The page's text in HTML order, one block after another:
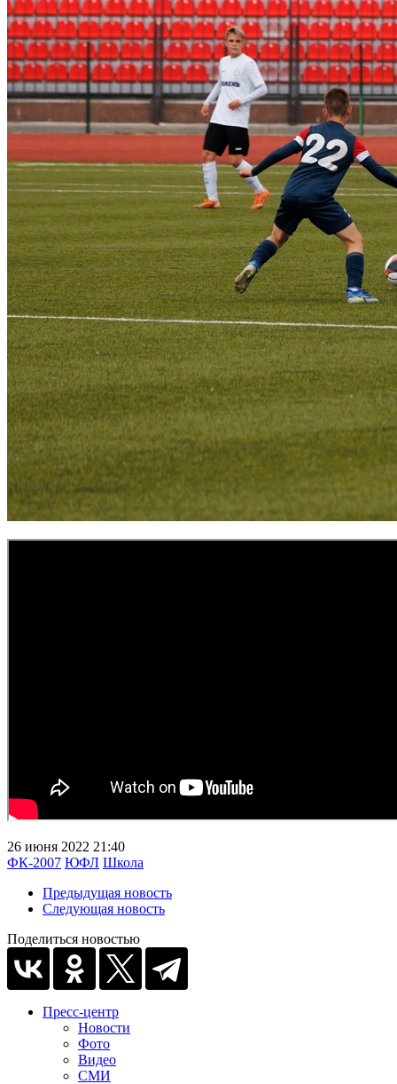
26 июня 2022 21:40
ФК-2007 ЮФЛ Школа
Предыдущая новость
Следующая новость
Поделиться новостью
Пресс-центр
Новости
Фото
Видео
СМИ